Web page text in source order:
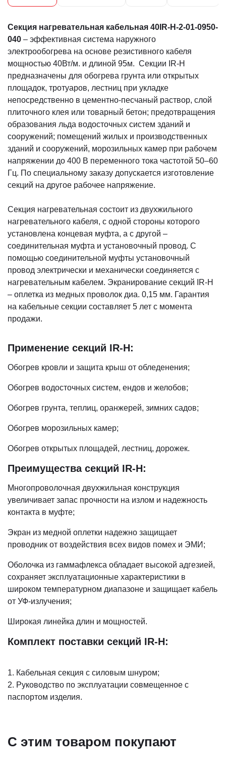
Секция нагревательная кабельная 40IR-H-2-01-0950-
040 – эффективная система наружного
электрообогрева на основе резистивного кабеля
мощностью 40Вт/м. и длиной 95м. Секции IR-H
предназначены для обогрева грунта или открытых
площадок, тротуаров, лестниц при укладке
непосредственно в цементно-песчаный раствор, слой
плиточного клея или товарный бетон; предотвращения
образования льда водосточных систем зданий и
сооружений; помещений жилых и производственных
зданий и сооружений, морозильных камер при рабочем
напряжении до 400 В переменного тока частотой 50–60
Гц. По специальному заказу допускается изготовление
секций на другое рабочее напряжение.
Секция нагревательная состоит из двухжильного
нагревательного кабеля, с одной стороны которого
установлена концевая муфта, а с другой –
соединительная муфта и установочный провод. С
помощью соединительной муфты установочный
провод электрически и механически соединяется с
нагревательным кабелем. Экранирование секций IR-H
– оплетка из медных проволок диа. 0,15 мм. Гарантия
на кабельные секции составляет 5 лет с момента
продажи.
Применение секций IR-H:
Обогрев кровли и защита крыш от обледенения;
Обогрев водосточных систем, ендов и желобов;
Обогрев грунта, теплиц, оранжерей, зимних садов;
Обогрев морозильных камер;
Обогрев открытых площадей, лестниц, дорожек.
Преимущества секций IR-H:
Многопроволочная двухжильная конструкция
увеличивает запас прочности на излом и надежность
контакта в муфте;
Экран из медной оплетки надежно защищает
проводник от воздействия всех видов помех и ЭМИ;
Оболочка из гаммафлекса обладает высокой адгезией,
сохраняет эксплуатационные характеристики в
широком температурном диапазоне и защищает кабель
от УФ-излучения;
Широкая линейка длин и мощностей.
Комплект поставки секций IR-H:
1. Кабельная секция с силовым шнуром;
2. Руководство по эксплуатации совмещенное с
паспортом изделия.
С этим товаром покупают